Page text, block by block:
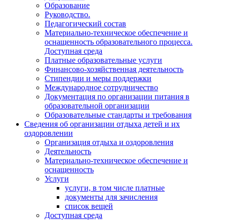
Образование
Руководство.
Педагогический состав
Материально-техническое обеспечение и
оснащенность образовательного процесса.
Доступная среда
Платные образовательные услуги
Финансово-хозяйственная деятельность
Стипендии и меры поддержки
Международное сотрудничество
Документация по организации питания в
образовательной организации
Образовательные стандарты и требования
Сведения об организации отдыха детей и их
оздоровлении
Организация отдыха и оздоровления
Деятельность
Материально-техническое обеспечение и
оснащенность
Услуги
услуги, в том числе платные
документы для зачисления
список вещей
Доступная среда